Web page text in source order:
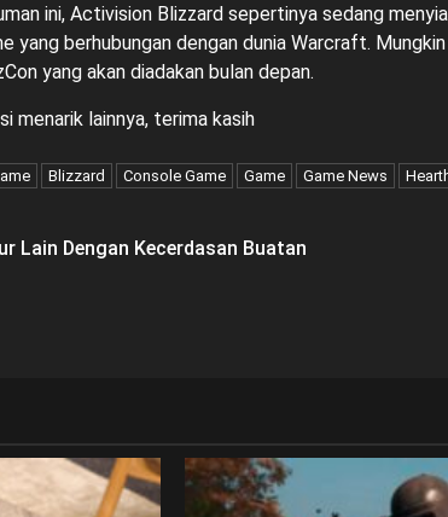
ini, Activision Blizzard sepertinya sedang
yang berhubungan dengan dunia Warcraft.
yang akan diadakan bulan depan.
menarik lainnya, terima kasih
Blizzard Console Game Game Game News
Lain Dengan Kecerdasan Buatan